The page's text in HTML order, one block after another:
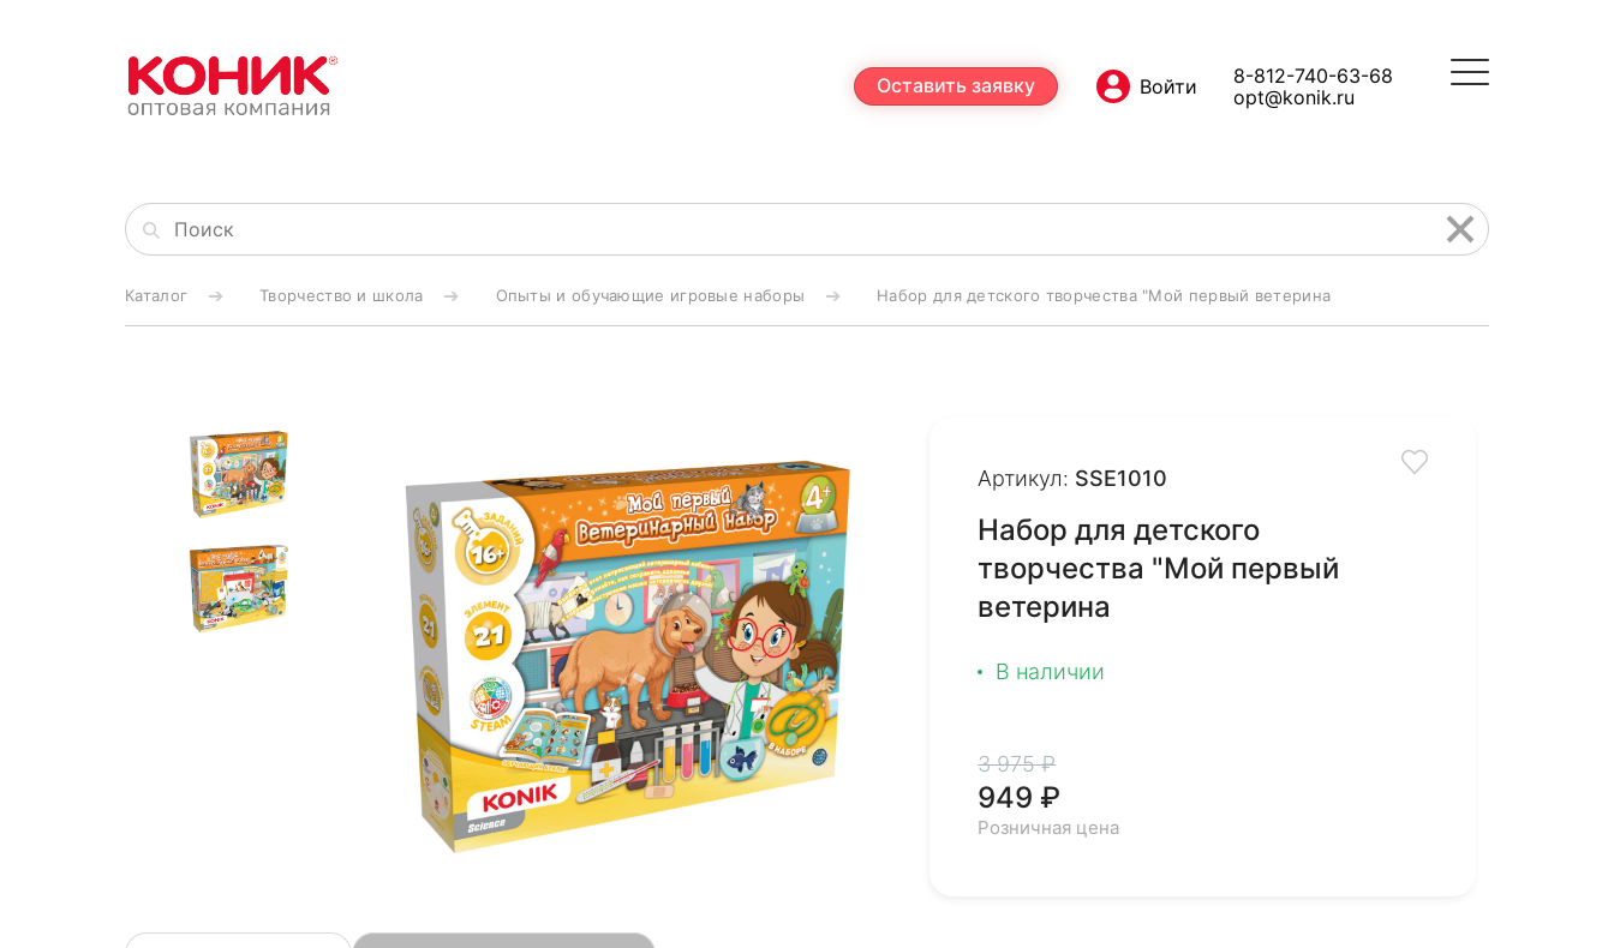
Оставить заявку
8-812-740-63-68
opt@konik.ru
Каталог Творчество и школа Опыты и обучающие игровые наборы Набор для детского творчества "Мой первый ветерина
Артикул: SSE1010
Набор для детского
творчества "Мой первый
ветерина
В наличии
3 975 ₽
949 ₽
Розничная цена